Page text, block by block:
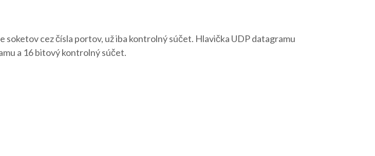
cez čísla portov, už iba kontrolný súčet. Hlavička UDP datagramu
a 16 bitový kontrolný súčet.